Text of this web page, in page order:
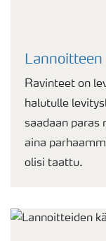
Lannoitteen
Ravinteet on
halutulle
saadaan paras
aina
olisi taattu.